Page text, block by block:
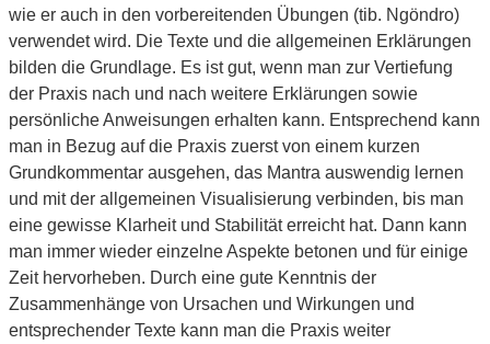
wie er auch in den vorbereitenden Übungen (tib. Ngöndro)
verwendet wird. Die Texte und die allgemeinen Erklärungen
bilden die Grundlage. Es ist gut, wenn man zur Vertiefung
der Praxis nach und nach weitere Erklärungen sowie
persönliche Anweisungen erhalten kann. Entsprechend kann
man in Bezug auf die Praxis zuerst von einem kurzen
Grundkommentar ausgehen, das Mantra auswendig lernen
und mit der allgemeinen Visualisierung verbinden, bis man
eine gewisse Klarheit und Stabilität erreicht hat. Dann kann
man immer wieder einzelne Aspekte betonen und für einige
Zeit hervorheben. Durch eine gute Kenntnis der
Zusammenhänge von Ursachen und Wirkungen und
entsprechender Texte kann man die Praxis weiter